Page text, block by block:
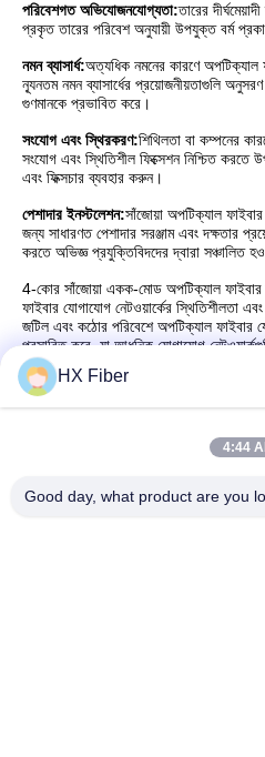
পরিবেশগত অভিযোজনযোগ্যতা:তারের
প্রকৃত তারের পরিবেশ অনুযায়ী উপযুক্ত বর্ম
নমন ব্যাসার্ধ:অত্যধিক নমনের কারণে অপটিক্যাল
ন্যূনতম নমন ব্যাসার্ধের প্রয়োজনীয়তাগুলি
গুণমানকে প্রভাবিত করে।
সংযোগ এবং স্থিরকরণ:শিথিলতা বা কম্পনের
সংযোগ এবং স্থিতিশীল ফিক্সেশন নিশ্চিত করতে
এবং ফিক্সচার ব্যবহার করুন।
পেশাদার ইনস্টলেশন:সাঁজোয়া অপটিক্যাল ফাইবার
জন্য সাধারণত পেশাদার সরঞ্জাম এবং দক্ষতার
করতে অভিজ্ঞ প্রযুক্তিবিদদের দ্বারা সঞ্চালিত
4-কোর সাঁজোয়া একক-মোড অপটিক্যাল ফাইবার
ফাইবার যোগাযোগ নেটওয়ার্কের স্থিতিশীলতা
জটিল এবং কঠোর পরিবেশে অপটিক্যাল
প্রসারিত করে, যা আধুনিক যোগাযোগ
শক্তিশালী সমর্থন প্রদান করে। (সূত্র:
Co., Ltd)
দ্রুত যোগাযোগ
HX Fiber
4:44
Good day, what product are you